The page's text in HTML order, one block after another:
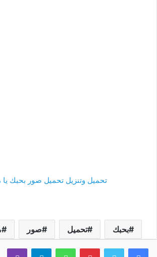
تحميل وتنزيل تحميل صور بحبك يا
بحبك تحميل صور
فيسبوك تويتر بينتيريستواتساب تيلقرام